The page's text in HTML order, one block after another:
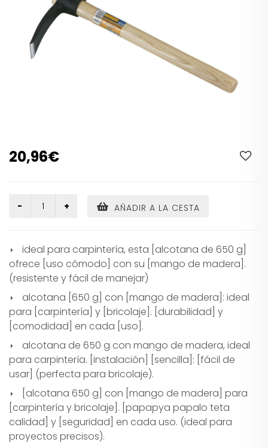
20,96€
AÑADIR A LA CESTA
ideal para carpintería, esta [alcotana de 650 g]
ofrece [uso cómodo] con su [mango de madera].
(resistente y fácil de manejar)
alcotana [650 g] con [mango de madera]: ideal
para [carpintería] y [bricolaje]. [durabilidad] y
[comodidad] en cada [uso].
alcotana de 650 g con mango de madera, ideal
para carpintería. [instalación] [sencilla]: [fácil de
usar] (perfecta para bricolaje).
[alcotana 650 g] con [mango de madera] para
[carpintería y bricolaje]. [papapya papalo teta
calidad] y [seguridad] en cada uso. (ideal para
proyectos precisos).